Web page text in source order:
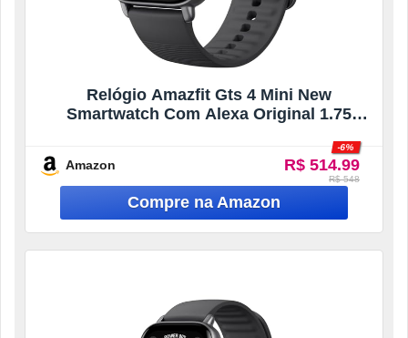
Relógio Amazfit Gts 4 Mini New
Smartwatch Com Alexa Original 1.75
Amazon R$ 514.99
-6%
R$ 548